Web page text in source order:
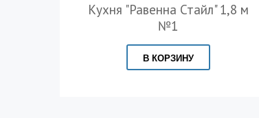
Кухня "Равенна Стайл" 1,8 м
№1
В КОРЗИНУ